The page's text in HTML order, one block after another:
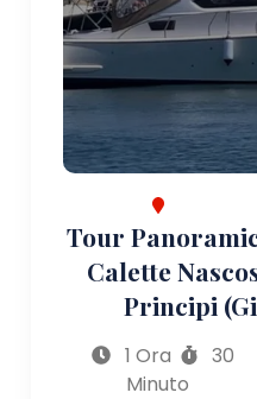
Tour
Calette
Principi
1 Ora
30
Minuto